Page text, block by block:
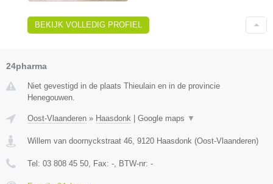
BEKIJK VOLLEDIG PROFIEL
24pharma
Niet gevestigd in de plaats Thieulain en in de provincie
Henegouwen.
Oost-Vlaanderen » Haasdonk Google maps ▼
Willem van doornyckstraat 46 9120 Haasdonk (Oost-Vlaanderen)
Tel: 03 808 45 50 , Fax: - , BTW-nr: -